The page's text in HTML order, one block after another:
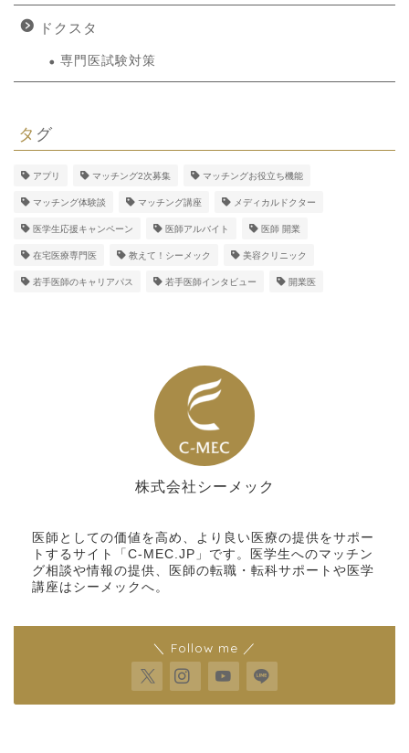
ドクスタ
専門医試験対策
タグ
アプリ マッチング2次募集 マッチングお役立ち機能
マッチング体験談 マッチング講座 メディカルドクター
医学生応援キャンペーン 医師アルバイト 医師 開業
在宅医療専門医 教えて！シーメック 美容クリニック
若手医師のキャリアパス 若手医師インタビュー 開業医
株式会社シーメック
医師としての価値を高め、より良い医療の提供をサポー
トするサイト「C-MEC.JP」です。医学生へのマッチン
グ相談や情報の提供、医師の転職・転科サポートや医学
講座はシーメックへ。
＼ Follow me ／